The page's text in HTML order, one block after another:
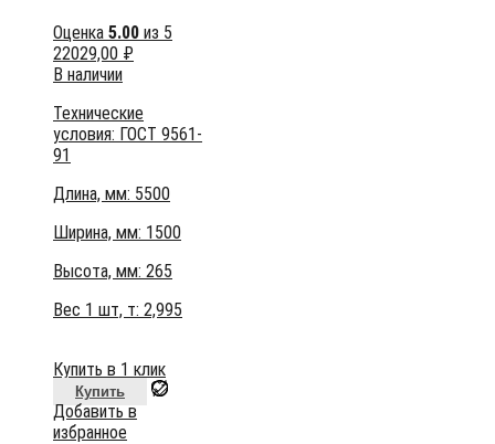
Оценка 5.00 из 5
22029,00 ₽
В наличии
Технические
условия: ГОСТ 9561-
91
Длина, мм: 5500
Ширина, мм: 1500
Высота, мм: 265
Вес 1 шт, т: 2,995
Купить в 1 клик
Купить
Добавить в
избранное